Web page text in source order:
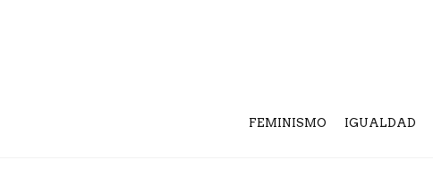
FEMINISMO IGUALDAD